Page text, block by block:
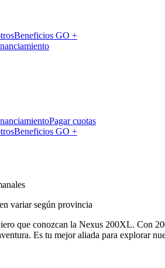
Beneficios GO +
Pagar cuotas
Beneficios GO +
variar según provincia
que conozcan la Nexus 200XL. Con
Es tu mejor aliada para explorar